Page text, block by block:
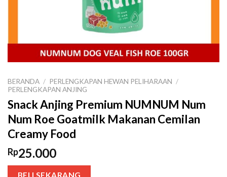
BERANDA / PERLENGKAPAN HEWAN PELIHARAAN /
PERLENGKAPAN ANJING
Snack Anjing Premium NUMNUM Num
Num Roe Goatmilk Makanan Cemilan
Creamy Food
Rp25.000
BELI SEKARANG